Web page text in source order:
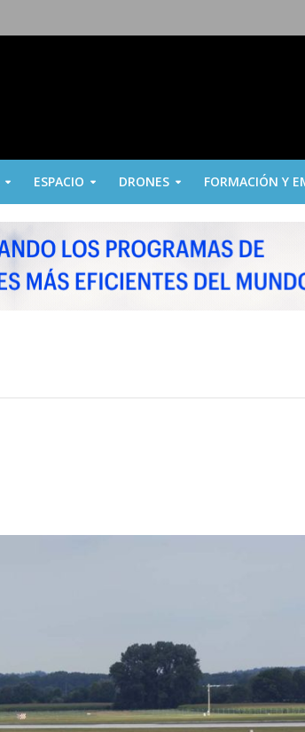
ESPACIO DRONES FORMACIÓN Y